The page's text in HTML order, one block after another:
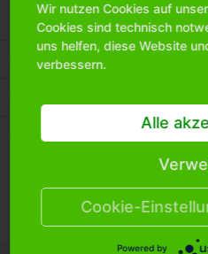
Service Hotline
Informationen
Cookie Einstellungen
Datenschutzerklärung
Wir nutzen Cookies auf
Cookies sind technisch
uns helfen, diese Website
verbessern.
Alle
Cookie-
Powered by